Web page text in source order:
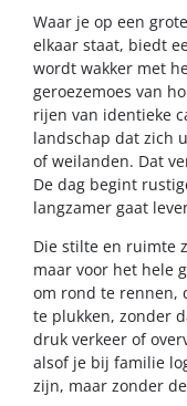
Waar je op een
elkaar staat, biedt
wordt wakker met
geroezemoes van
rijen van identieke
landschap dat zich
of weilanden. Dat
De dag begint
langzamer gaat
Die stilte en ruimte
maar voor het hele
om rond te rennen,
te plukken, zonder
druk verkeer of
alsof je bij familie
zijn, maar zonder